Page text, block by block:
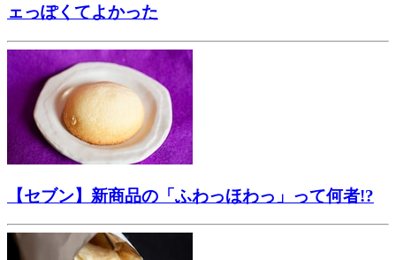
ェっぽくてよかった
【セブン】新商品の「ふわっほわっ」って何者!?